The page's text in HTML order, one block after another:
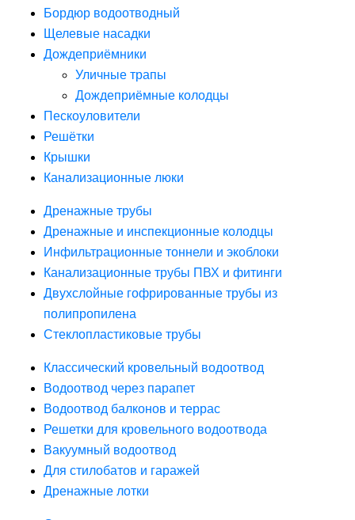
Бордюр водоотводный
Щелевые насадки
Дождеприёмники
Уличные трапы
Дождеприёмные колодцы
Пескоуловители
Решётки
Крышки
Канализационные люки
Дренажные трубы
Дренажные и инспекционные колодцы
Инфильтрационные тоннели и экоблоки
Канализационные трубы ПВХ и фитинги
Двухслойные гофрированные трубы из
полипропилена
Стеклопластиковые трубы
Классический кровельный водоотвод
Водоотвод через парапет
Водоотвод балконов и террас
Решетки для кровельного водоотвода
Вакуумный водоотвод
Для стилобатов и гаражей
Дренажные лотки